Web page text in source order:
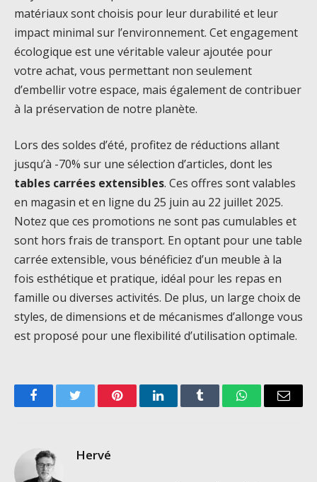
matériaux sont choisis pour leur durabilité et leur
impact minimal sur l’environnement. Cet engagement
écologique est une véritable valeur ajoutée pour
votre achat, vous permettant non seulement
d’embellir votre espace, mais également de contribuer
à la préservation de notre planète.
Lors des soldes d’été, profitez de réductions allant
jusqu’à -70% sur une sélection d’articles, dont les
tables carrées extensibles. Ces offres sont valables
en magasin et en ligne du 25 juin au 22 juillet 2025.
Notez que ces promotions ne sont pas cumulables et
sont hors frais de transport. En optant pour une table
carrée extensible, vous bénéficiez d’un meuble à la
fois esthétique et pratique, idéal pour les repas en
famille ou diverses activités. De plus, un large choix de
styles, de dimensions et de mécanismes d’allonge vous
est proposé pour une flexibilité d’utilisation optimale.
FacebookTwitter PinterestLinkedInTumblr WhatsAppEmail
Hervé